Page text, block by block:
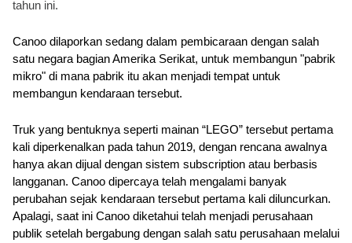
tahun ini.
Canoo dilaporkan sedang dalam pembicaraan dengan salah
satu negara bagian Amerika Serikat, untuk membangun "pabrik
mikro" di mana pabrik itu akan menjadi tempat untuk
membangun kendaraan tersebut.
Truk yang bentuknya seperti mainan “LEGO” tersebut pertama
kali diperkenalkan pada tahun 2019, dengan rencana awalnya
hanya akan dijual dengan sistem subscription atau berbasis
langganan. Canoo dipercaya telah mengalami banyak
perubahan sejak kendaraan tersebut pertama kali diluncurkan.
Apalagi, saat ini Canoo diketahui telah menjadi perusahaan
publik setelah bergabung dengan salah satu perusahaan melalui